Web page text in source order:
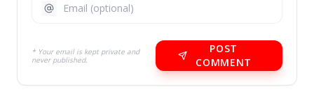
* Your email is kept private and
never published.
POST
COMMENT